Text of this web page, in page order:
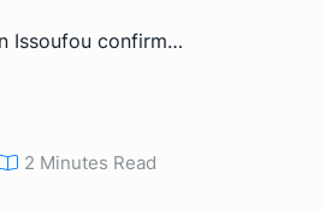
/ le président nigérien Issoufou confirme qu’il ne briguera pas de troisième mandat
2 Minutes Read